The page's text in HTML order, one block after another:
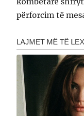
përforcim të